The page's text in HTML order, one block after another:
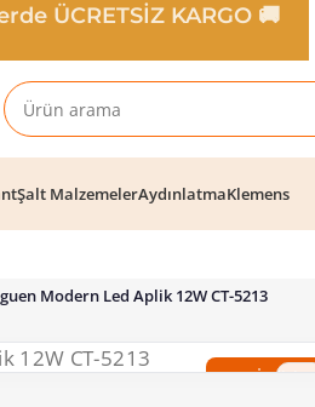
Şalt MalzemelerAydınlatmaKlemens
Modern Led Aplik 12W CT-5213
%50 İndirim
ÜCRETSİZ KARGO 🚚